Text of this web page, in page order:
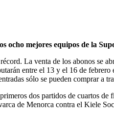
ocho mejores equipos de la
La venta de los abonos se
entre el 13 y el 16 de
sólo se pueden comprar a
dos partidos de cuartos
de Menorca contra el Kiele